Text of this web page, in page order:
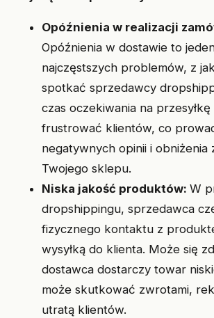
Opóźnienia w realizacji
Opóźnienia w dostawie to
najczęstszych problemów, z
spotkać sprzedawcy
czas oczekiwania na przesyłkę
frustrować klientów, co
negatywnych opinii i obniżenia
Twojego sklepu.
Niska jakość produktów: W
dropshippingu, sprzedawca
fizycznego kontaktu z
wysyłką do klienta. Może się
dostawca dostarczy towar
może skutkować zwrotami,
utratą klientów.